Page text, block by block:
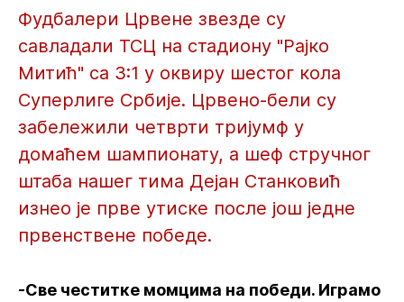
Фудбалери Црвене звезде су
савладали ТСЦ на стадиону "Рајко
Митић" са 3:1 у оквиру шестог кола
Суперлиге Србије. Црвено-бели су
забележили четврти тријумф у
домаћем шампионату, а шеф стручног
штаба нашег тима Дејан Станковић
изнео је прве утиске после још једне
првенствене победе.
-Све честитке момцима на победи. Играмо